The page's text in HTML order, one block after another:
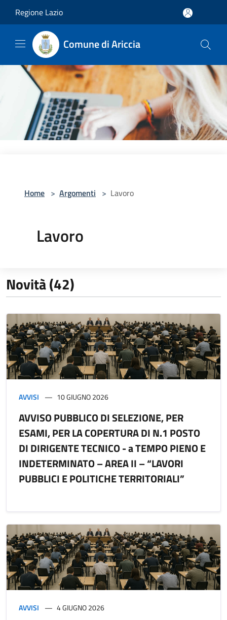
Regione Lazio
Comune di Ariccia
Home > Argomenti > Lavoro
Lavoro
Novità (42)
AVVISI 10 GIUGNO 2026
AVVISO PUBBLICO DI SELEZIONE, PER
ESAMI, PER LA COPERTURA DI N.1 POSTO
DI DIRIGENTE TECNICO - a TEMPO PIENO E
INDETERMINATO – AREA II – “LAVORI
PUBBLICI E POLITICHE TERRITORIALI”
AVVISI 4 GIUGNO 2026